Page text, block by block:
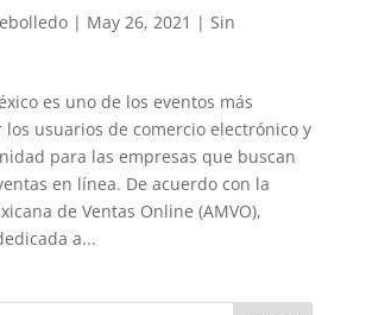
| May 26, 2021 | Sin
es uno de los eventos más
los usuarios de comercio electrónico y
para las empresas que buscan
en línea. De acuerdo con la
de Ventas Online (AMVO),
a...